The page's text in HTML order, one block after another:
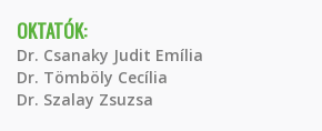
OKTATÓK:
Dr. Csanaky Judit Emília
Dr. Tömböly Cecília
Dr. Szalay Zsuzsa